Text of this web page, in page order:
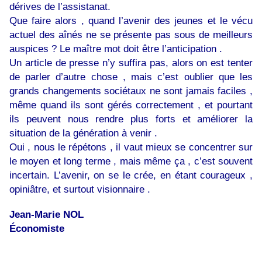
dérives de l’assistanat.
Que faire alors , quand l’avenir des jeunes et le vécu
actuel des aînés ne se présente pas sous de meilleurs
auspices ? Le maître mot doit être l’anticipation .
Un article de presse n’y suffira pas, alors on est tenter
de parler d’autre chose , mais c’est oublier que les
grands changements sociétaux ne sont jamais faciles ,
même quand ils sont gérés correctement , et pourtant
ils peuvent nous rendre plus forts et améliorer la
situation de la génération à venir .
Oui , nous le répétons , il vaut mieux se concentrer sur
le moyen et long terme , mais même ça , c’est souvent
incertain. L’avenir, on se le crée, en étant courageux ,
opiniâtre, et surtout visionnaire .
Jean-Marie NOL
Économiste